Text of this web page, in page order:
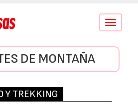
Conmutar
DE MONTAÑA
Y TREKKING